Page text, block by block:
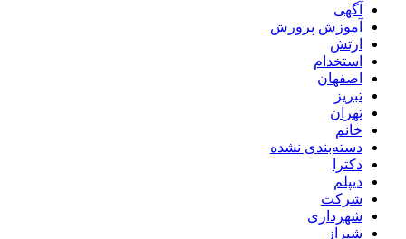
آگهی
آموزش پرورش
ارتش
استخدام
اصفهان
تبریز
تهران
خانم
دسته‌بندی نشده
دکترا
دیپلم
شرکت
شهرداری
شیراز